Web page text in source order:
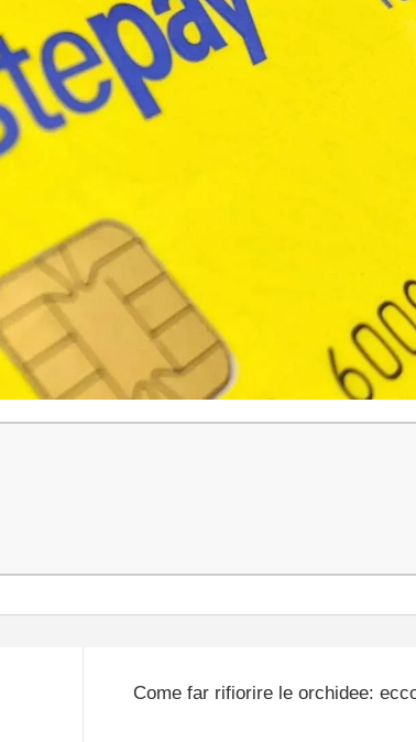
Come far rifiorire le orchidee: